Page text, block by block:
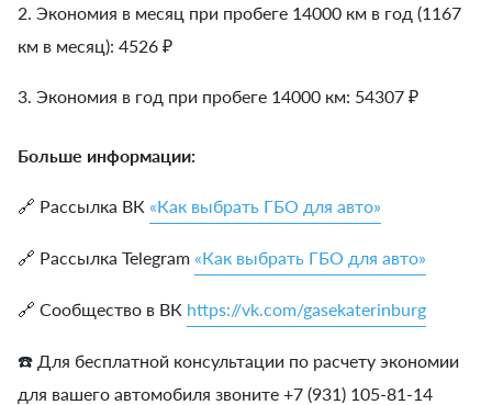
2. Экономия в месяц при пробеге 14000 км в год (1167
км в месяц): 4526 ₽
3. Экономия в год при пробеге 14000 км: 54307 ₽
Больше информации:
🔗 Рассылка ВК «Как выбрать ГБО для авто»
🔗 Рассылка Telegram «Как выбрать ГБО для авто»
🔗 Сообщество в ВК https://vk.com/gasekaterinburg
☎️ Для бесплатной консультации по расчету экономии
для вашего автомобиля звоните +7 (931) 105-81-14